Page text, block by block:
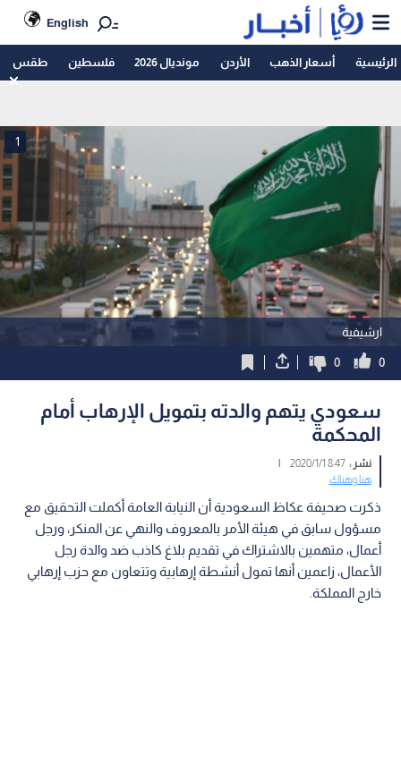
English
الرئيسية أسعار الذهب الأردن مونديال 2026 فلسطين طقس
ارشيفية
1
0
0
سعودي يتهم والدته بتمويل الإرهاب أمام
المحكمة
نشر :8:47 2020/1/1
|
هنا وهناك
ذكرت صحيفة عكاظ السعودية أن النيابة العامة أكملت التحقيق مع
مسؤول سابق في هيئة الأمر بالمعروف والنهي عن المنكر، ورجل
أعمال، متهمين بالاشتراك في تقديم بلاغ كاذب ضد والدة رجل
الأعمال، زاعمين أنها تمول أنشطة إرهابية وتتعاون مع حزب إرهابي
خارج المملكة.